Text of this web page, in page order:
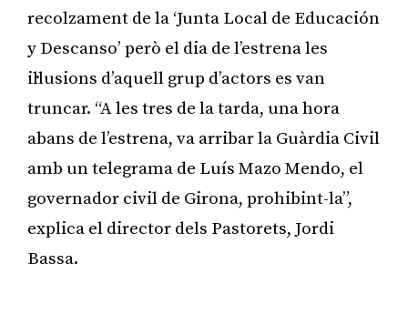
recolzament de la ‘Junta Local de Educación
y Descanso’ però el dia de l’estrena les
il·lusions d’aquell grup d’actors es van
truncar. “A les tres de la tarda, una hora
abans de l’estrena, va arribar la Guàrdia Civil
amb un telegrama de Luís Mazo Mendo, el
governador civil de Girona, prohibint-la”,
explica el director dels Pastorets, Jordi
Bassa.